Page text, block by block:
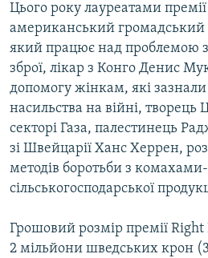
Цього року лауреатами
американський громадський
який працює над проблемою
зброї, лікар з Конго Денис
допомогу жінкам, які зазнали
насильства на війні,
секторі Газа, палестинець
зі Швейцарії Ханс Херрен,
методів боротьби з
сільськогосподарської
Грошовий розмір премії
2 мільйони шведських крон